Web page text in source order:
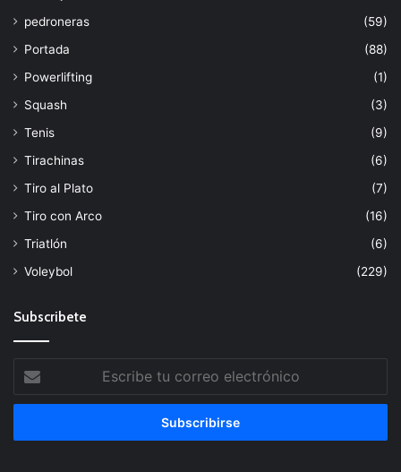
pedroneras
(59)
Portada
(88)
Powerlifting
(1)
Squash
(3)
Tenis
(9)
Tirachinas
(6)
Tiro al Plato
(7)
Tiro con Arco
(16)
Triatlón
(6)
Voleybol
(229)
Subscribete
Escribe
tu
correo